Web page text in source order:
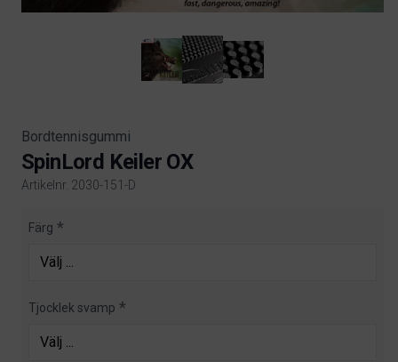
Bordtennisgummi
SpinLord Keiler OX
Artikelnr. 2030-151-D
Product information
Färg
Tjocklek svamp